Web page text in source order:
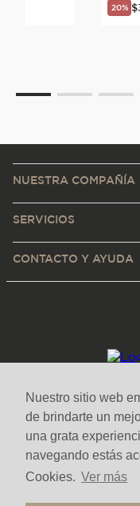
Nuestro sitio web
de brindarte un
una grata
navegando estás
Cookies. Ver más
20% $
NUESTRA COMPAÑÍA
SERVICIOS
CONTACTO Y AYUDA
Medios